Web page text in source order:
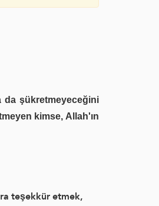
da şükretmeyeceğini
kimse, Allah'ın
teşekkür etmek,